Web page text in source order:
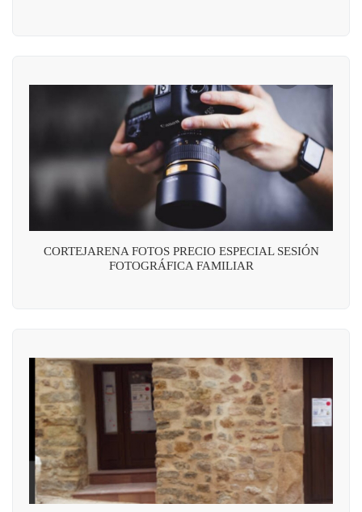
CORTEJARENA FOTOS PRECIO ESPECIAL SESIÓN
FOTOGRÁFICA FAMILIAR